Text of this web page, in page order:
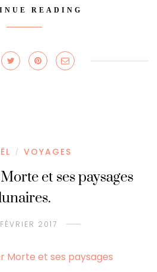
READING
/ VOYAGES
et ses paysages
2017